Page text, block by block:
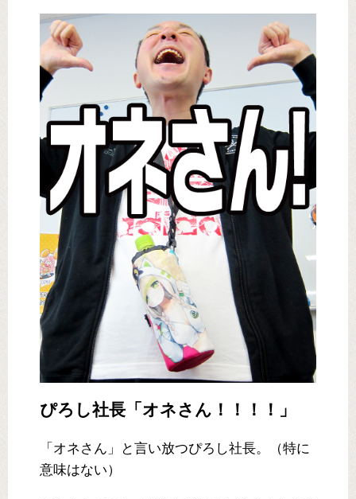
ぴろし社長「オネさん！！！！」
「オネさん」と言い放つぴろし社長。（特に
意味はない）